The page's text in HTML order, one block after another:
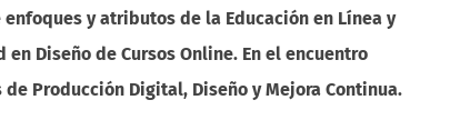
y atributos de la Educación en Línea y
Diseño de Cursos Online. En el encuentro
Producción Digital, Diseño y Mejora Continua.